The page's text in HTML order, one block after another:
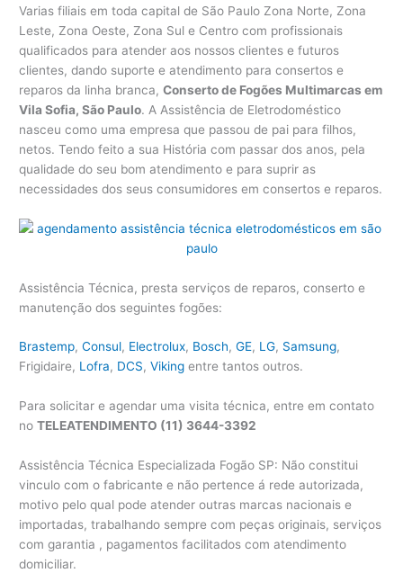
Varias filiais em toda capital de São Paulo Zona Norte, Zona
Leste, Zona Oeste, Zona Sul e Centro com profissionais
qualificados para atender aos nossos clientes e futuros
clientes, dando suporte e atendimento para consertos e
reparos da linha branca,Conserto de Fogões Multimarcas em
Vila Sofia, São Paulo. A Assistência de Eletrodoméstico
nasceu como uma empresa que passou de pai para filhos,
netos. Tendo feito a sua História com passar dos anos, pela
qualidade do seu bom atendimento e para suprir as
necessidades dos seus consumidores em consertos e reparos.
Assistência Técnica, presta serviços de reparos, conserto e
manutenção dos seguintes fogões:
Brastemp,Consul, Electrolux, Bosch,GE, LG, Samsung,
Frigidaire, Lofra, DCS,Viking entre tantos outros.
Para solicitar e agendar uma visita técnica, entre em contato
noTELEATENDIMENTO (11) 3644-3392
Assistência Técnica Especializada Fogão SP: Não constitui
vinculo com o fabricante e não pertence á rede autorizada,
motivo pelo qual pode atender outras marcas nacionais e
importadas, trabalhando sempre com peças originais, serviços
com garantia , pagamentos facilitados com atendimento
domiciliar.